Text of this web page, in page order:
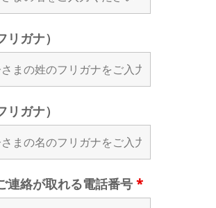
リガナ）
リガナ）
連絡が取れる電話番号 *